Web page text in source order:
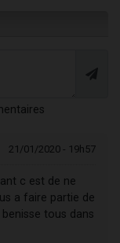
21/01/2020 - 19h57
c est de ne
a faire partie de
tous dans